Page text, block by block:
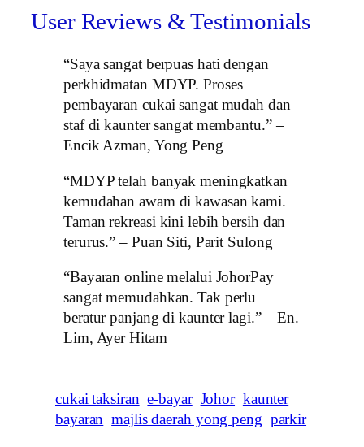
User Reviews & Testimonials
“Saya sangat berpuas hati dengan
perkhidmatan MDYP. Proses
pembayaran cukai sangat mudah dan
staf di kaunter sangat membantu.” –
Encik Azman, Yong Peng
“MDYP telah banyak meningkatkan
kemudahan awam di kawasan kami.
Taman rekreasi kini lebih bersih dan
terurus.” – Puan Siti, Parit Sulong
“Bayaran online melalui JohorPay
sangat memudahkan. Tak perlu
beratur panjang di kaunter lagi.” – En.
Lim, Ayer Hitam
cukai taksiran e-bayar Johor kaunter
bayaran majlis daerah yong peng parkir